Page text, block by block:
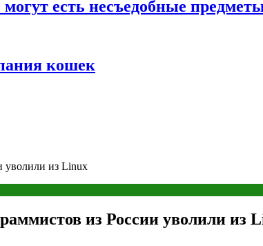
есть несъедобные
кошек
уволили из Linux
из России уволили из